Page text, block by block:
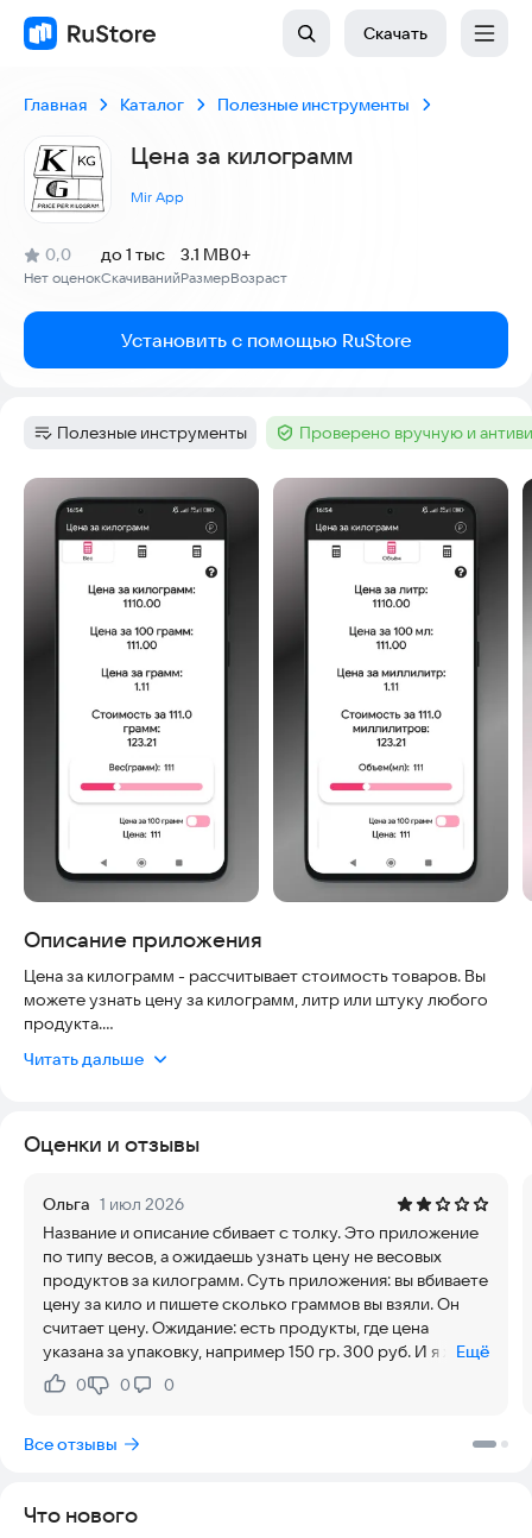
Скачать
Главная Каталог Полезные инструменты
Цена за килограмм
Mir App
Рейтинг:
0,0
(
Нет оценок
)
Скачиваний
до 1 тыс
Размер
3.1 MB
Возраст
0+
Установить с помощью RuStore
Категория:
Полезные инструменты Тег :Проверено вручную и
Скриншоты
Описание приложения
Цена за килограмм - рассчитывает стоимость товаров. Вы
можете узнать цену за килограмм, литр или штуку любого
продукта.
Основные функции приложения:
общую стоимость, чтобы узнать цену за килограмм, литр
Читать дальше
Оценки и отзывы
Ольга 1 июл 2026
Название и описание сбивает с толку. Это приложение
по типу весов, а ожидаешь узнать цену не весовых
продуктов за килограмм. Суть приложения: вы вбиваете
цену за кило и пишете сколько граммов вы взяли. Он
считает цену. Ожидание: есть продукты, где цена
указана за упаковку, например 150 гр. 300 руб. И я хочу
быстро посчитать сколько за килограмм. Не ожидайте,
этого здесь нет)
Ещё
Нравится:
0Не нравится:
0 0
Все отзывы
Что нового